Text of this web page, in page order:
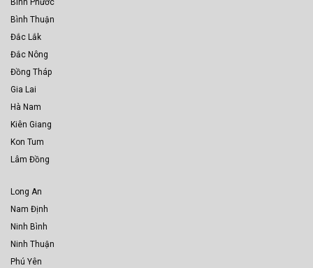
Bình Phước
Bình Thuận
Đắc Lắk
Đắc Nông
Đồng Tháp
Gia Lai
Hà Nam
Kiên Giang
Kon Tum
Lâm Đồng
Long An
Nam Định
Ninh Bình
Ninh Thuận
Phú Yên